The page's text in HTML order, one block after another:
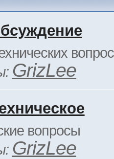
GrizLee
вопросы
GrizLee